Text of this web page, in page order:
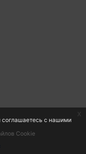
соглашаетесь с нашими
Cookie
x